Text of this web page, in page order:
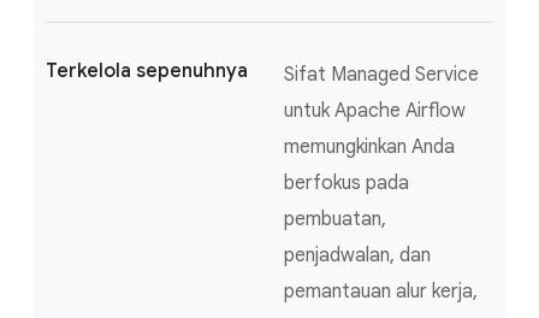
Terkelola sepenuhnya
Sifat Managed Service
untuk Apache Airflow
memungkinkan Anda
berfokus pada
pembuatan,
penjadwalan, dan
pemantauan alur kerja,